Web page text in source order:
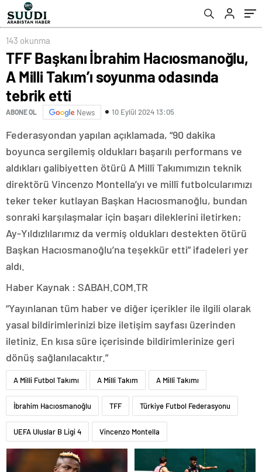
143 okunma
TFF Başkanı İbrahim Hacıosmanoğlu,
A Milli Takım’ı soyunma odasında
tebrik etti
ABONE OL News 10 Eylül 2024 13:05
Federasyondan yapılan açıklamada, “90 dakika
boyunca sergilemiş oldukları başarılı performans ve
aldıkları galibiyetten ötürü A Millî Takımımızın teknik
direktörü Vincenzo Montella’yı ve millî futbolcularımızı
teker teker kutlayan Başkan Hacıosmanoğlu, bundan
sonraki karşılaşmalar için başarı dileklerini iletirken;
Ay-Yıldızlılarımız da vermiş oldukları destekten ötürü
Başkan Hacıosmanoğlu’na teşekkür etti” ifadeleri yer
aldı.
Haber Kaynak : SABAH.COM.TR
“Yayınlanan tüm haber ve diğer içerikler ile ilgili olarak
yasal bildirimlerinizi bize iletişim sayfası üzerinden
iletiniz. En kısa süre içerisinde bildirimlerinize geri
dönüş sağlanılacaktır.”
A Milli Futbol Takımı A Milli Takım A Millî Takımı
İbrahim Hacıosmanoğlu TFF Türkiye Futbol Federasyonu
UEFA Uluslar B Ligi 4 Vincenzo Montella